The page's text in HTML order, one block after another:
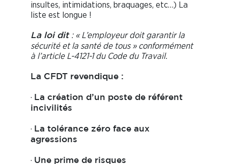
insultes, intimidations, braquages, etc…) La
liste est longue !
La loi dit : « L’employeur doit garantir la
sécurité et la santé de tous » conformément
à l’article L-4121-1 du Code du Travail.
La CFDT revendique :
· La création d’un poste de référent
incivilités
· La tolérance zéro face aux
agressions
· Une prime de risques